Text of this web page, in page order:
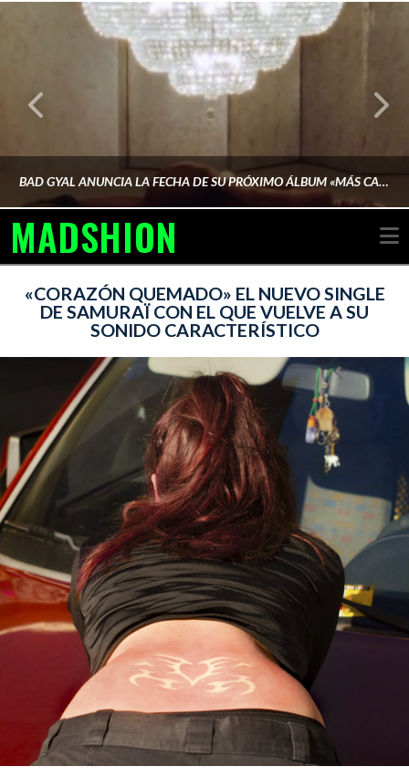
BAD GYAL ANUNCIA LA FECHA DE SU PRÓXIMO ÁLBUM «MÁS CARA»
MADSHION
«CORAZÓN QUEMADO» EL NUEVO SINGLE
DE SAMURAÏ CON EL QUE VUELVE A SU
SONIDO CARACTERÍSTICO